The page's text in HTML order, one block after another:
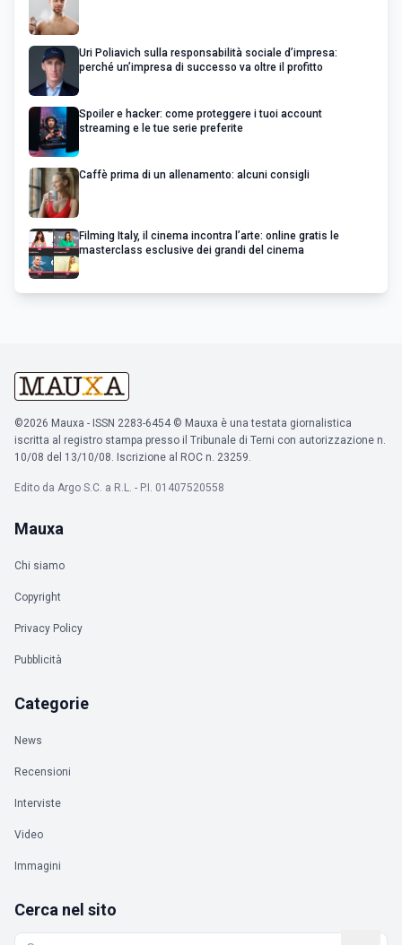
Uri Poliavich sulla responsabilità sociale d’impresa:
perché un’impresa di successo va oltre il profitto
Spoiler e hacker: come proteggere i tuoi account
streaming e le tue serie preferite
Caffè prima di un allenamento: alcuni consigli
Filming Italy, il cinema incontra l’arte: online gratis le
masterclass esclusive dei grandi del cinema
©2026 Mauxa - ISSN 2283-6454 © Mauxa è una testata giornalistica
iscritta al registro stampa presso il Tribunale di Terni con autorizzazione n.
10/08 del 13/10/08. Iscrizione al ROC n. 23259.
Edito da Argo S.C. a R.L. - P.I. 01407520558
Mauxa
Chi siamo
Copyright
Privacy Policy
Pubblicità
Categorie
News
Recensioni
Interviste
Video
Immagini
Cerca nel sito